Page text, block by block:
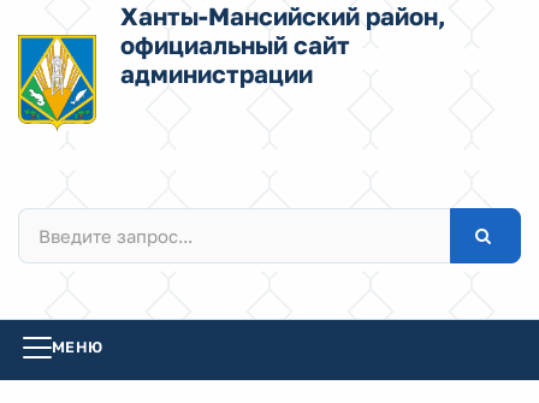
Ханты-Мансийский район,
официальный сайт
администрации
МЕНЮ